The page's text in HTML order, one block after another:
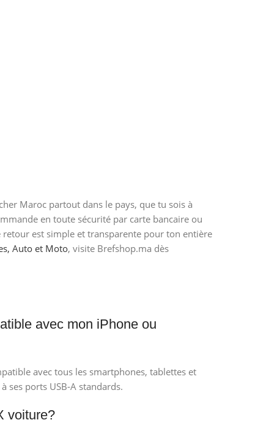
Maroc partout dans le pays, que tu sois à
en toute sécurité par carte bancaire ou
est simple et transparente pour ton entière
Auto et Moto, visite Brefshop.ma dès
avec mon iPhone ou
avec tous les smartphones, tablettes et
ses ports USB-A standards.
voiture?